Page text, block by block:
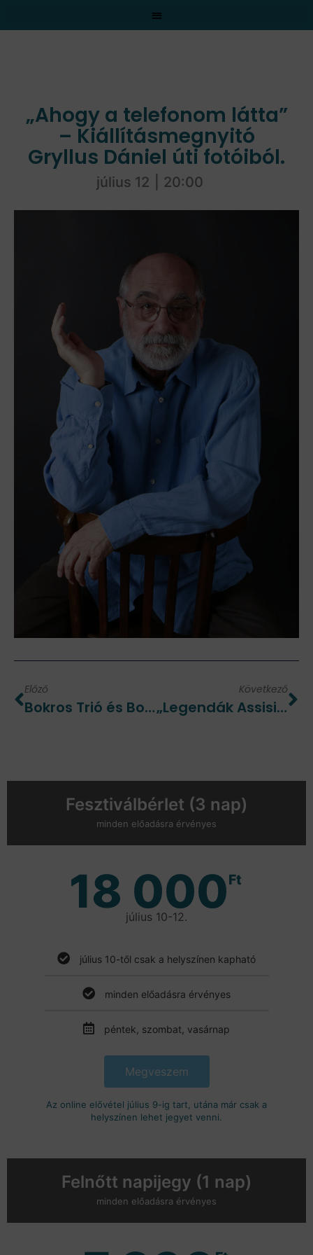
„Ahogy a telefonom látta”
– Kiállításmegnyitó
Gryllus Dániel úti fotóiból.
július 12 20:00
Előző
Bokros Trió és Borbély Mihály: „Viszi a víz”
Következő
„Legendák Assisi Szent Ferenc gyermekkorából “ – Rátóti Zoltán előadásában. Orgonán közreműködik Mátyás István
Fesztiválbérlet (3 nap)
minden előadásra érvényes
18 000Ft
július 10-12.
július 10-től csak a helyszínen kapható
minden előadásra érvényes
péntek, szombat, vasárnap
Megveszem
Az online elővétel július 9-ig tart, utána már csak a
helyszínen lehet jegyet venni.
Felnőtt napijegy (1 nap)
minden előadásra érvényes